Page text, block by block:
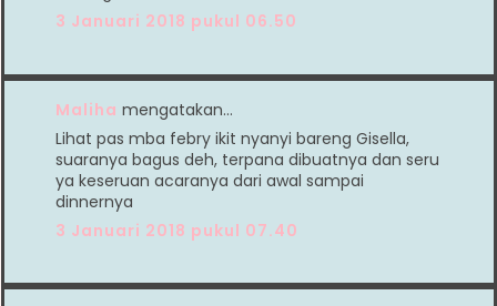
3 Januari 2018 pukul 06.50
Maliha mengatakan…
Lihat pas mba febry ikit nyanyi bareng Gisella,
suaranya bagus deh, terpana dibuatnya dan seru
ya keseruan acaranya dari awal sampai
dinnernya
3 Januari 2018 pukul 07.40